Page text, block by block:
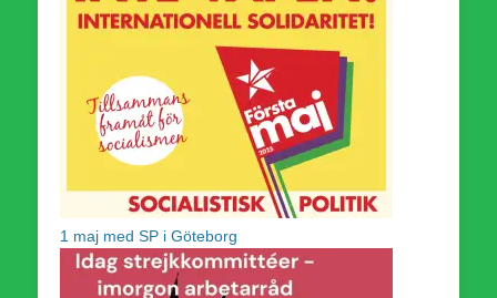
1 maj med SP i Göteborg